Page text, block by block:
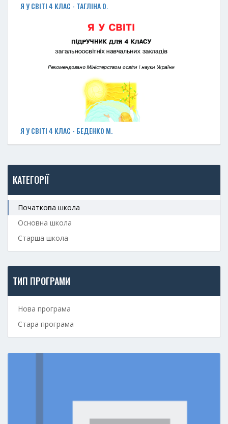
Я У СВІТІ 4 КЛАС - ТАГЛІНА О.
Я У СВІТІ 4 КЛАС - БЕДЕНКО М.
КАТЕГОРІЇ
Початкова школа
Основна школа
Старша школа
ТИП ПРОГРАМИ
Нова програма
Стара програма